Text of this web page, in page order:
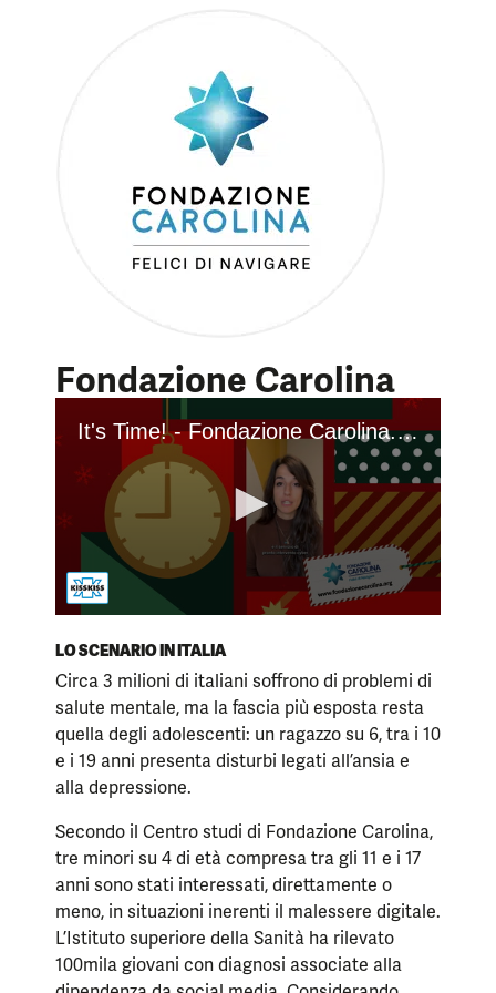
Fondazione Carolina
LO SCENARIO IN ITALIA
Circa 3 milioni di italiani soffrono di problemi di
salute mentale, ma la fascia più esposta resta
quella degli adolescenti: un ragazzo su 6, tra i 10
e i 19 anni presenta disturbi legati all’ansia e
alla depressione.
Secondo il Centro studi di Fondazione Carolina,
tre minori su 4 di età compresa tra gli 11 e i 17
anni sono stati interessati, direttamente o
meno, in situazioni inerenti il malessere digitale.
L’Istituto superiore della Sanità ha rilevato
100mila giovani con diagnosi associate alla